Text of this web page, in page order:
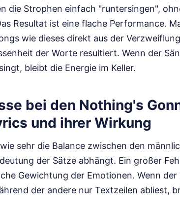
die Strophen einfach "runtersingen",
Resultat ist eine flache Performance.
wie dieses direkt aus der
der Worte resultiert. Wenn der
bleibt die Energie im Keller.
bei den Nothing's
und ihrer Wirkung
sehr die Balance zwischen den
der Sätze abhängt. Ein großer
Gewichtung der Emotionen. Wenn der
der andere nur Textzeilen abliest,